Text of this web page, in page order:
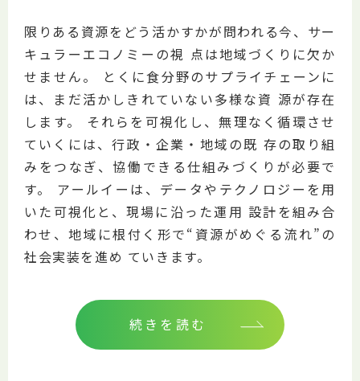
限りある資源をどう活かすかが問われる今、サー
キュラーエコノミーの視 点は地域づくりに⽋か
せません。 とくに⾷分野のサプライチェーンに
は、まだ活かしきれていない多様な資 源が存在
します。 それらを可視化し、無理なく循環させ
ていくには、⾏政・企業・地域の既 存の取り組
みをつなぎ、協働できる仕組みづくりが必要で
す。 アールイーは、データやテクノロジーを⽤
いた可視化と、現場に沿った運⽤ 設計を組み合
わせ、地域に根付く形で“資源がめぐる流れ”の
社会実装を進め ていきます。
続きを読む